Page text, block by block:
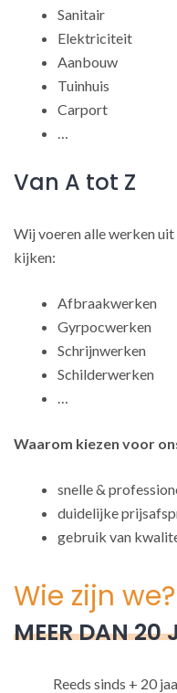
Sanitair
Elektriciteit
Aanbouw
Tuinhuis
Carport
…
Van A tot Z
Wij voeren alle werken
kijken:
Afbraakwerken
Gyrpocwerken
Schrijnwerken
Schilderwerken
…
Waarom kiezen voor
snelle &
duidelijke
gebruik van
Wie zijn we?
MEER DAN 20
Reeds sinds + 20